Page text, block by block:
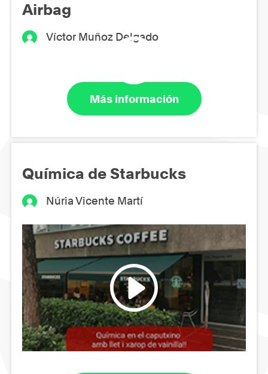
Airbag
Víctor Muñoz Delgado
Más información
Química de Starbucks
Núria Vicente Martí